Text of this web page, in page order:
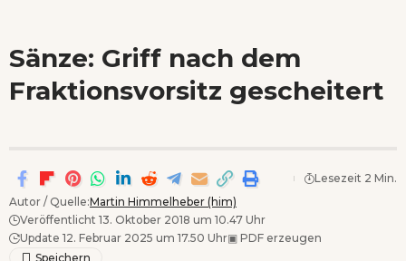
Sänze: Griff nach dem
Fraktionsvorsitz gescheitert
Autor / Quelle:Martin Himmelheber (him)
Veröffentlicht 13. Oktober 2018 um 10.47 Uhr
Update 12. Februar 2025 um 17.50 Uhr▣ PDF erzeugen
Lesezeit 2 Min.